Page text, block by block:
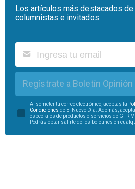
Los artículos más destacados
columnistas e invitados.
Regístrate a Boletín Opinión
Al someter tu correo electrónico, aceptas la
Condiciones de El Nuevo Día. Además,
especiales de productos o servicios de GFR
Podrás optar salirte de los boletines en